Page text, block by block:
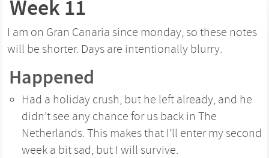
Week 11
I am on Gran Canaria since monday, so these notes
will be shorter. Days are intentionally blurry.
Happened
Had a holiday crush, but he left already, and he
didn’t see any chance for us back in The
Netherlands. This makes that I’ll enter my second
week a bit sad, but I will survive.